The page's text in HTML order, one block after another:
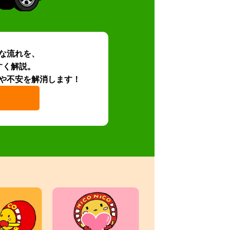
流れを、
解説。
不安を解消します！